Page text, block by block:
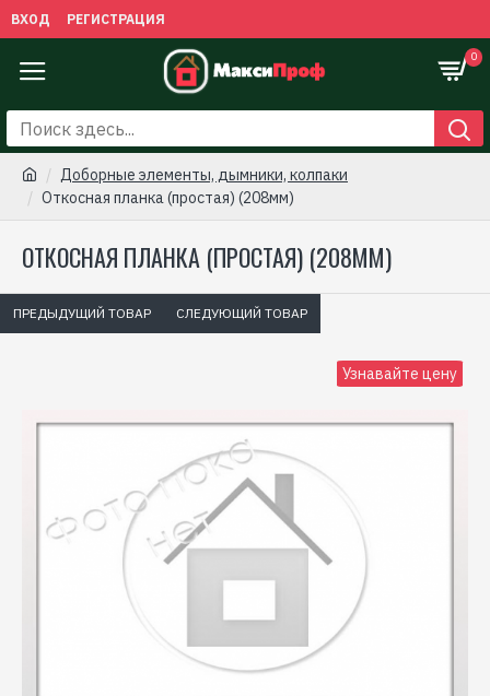
ВХОД РЕГИСТРАЦИЯ
0
Доборные элементы, дымники, колпаки
Откосная планка (простая) (208мм)
ОТКОСНАЯ ПЛАНКА (ПРОСТАЯ) (208ММ)
ПРЕДЫДУЩИЙ ТОВАР СЛЕДУЮЩИЙ ТОВАР
Узнавайте цену